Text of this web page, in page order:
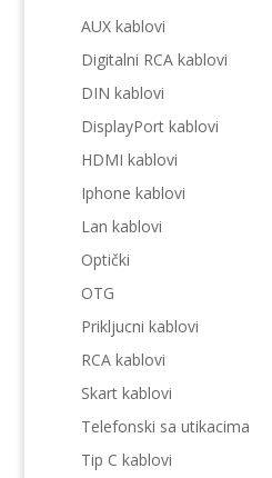
AUX kablovi
Digitalni RCA kablovi
DIN kablovi
DisplayPort kablovi
HDMI kablovi
Iphone kablovi
Lan kablovi
Optički
OTG
Prikljucni kablovi
RCA kablovi
Skart kablovi
Telefonski sa utikacima
Tip C kablovi